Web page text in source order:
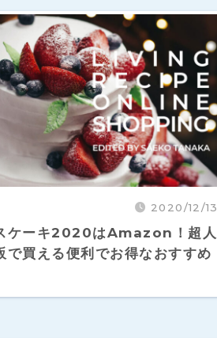
2020/12/13
ケーキ2020はAmazon！超人
で買える便利でお得なおすすめ